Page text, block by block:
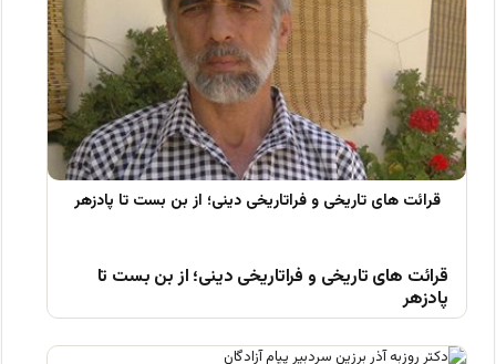
قرائت های تاریخی و فراتاریخی دینی؛ از بن بست تا
پادزهر